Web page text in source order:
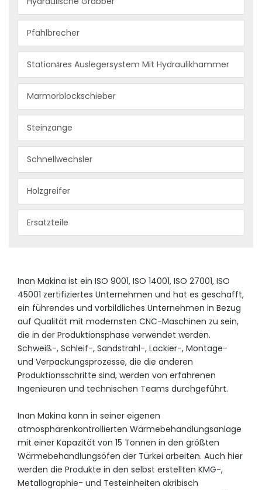
Pfahlbrecher
Stationӓres Auslegersystem Mit Hydraulikhammer
Marmorblockschieber
Steinzange
Schnellwechsler
Holzgreifer
Ersatzteile
Inan Makina ist ein ISO 9001, ISO 14001, ISO 27001, ISO
45001 zertifiziertes Unternehmen und hat es geschafft,
ein führendes und vorbildliches Unternehmen in Bezug
auf Qualität mit modernsten CNC-Maschinen zu sein,
die in der Produktionsphase verwendet werden.
Schweiß-, Schleif-, Sandstrahl-, Lackier-, Montage-
und Verpackungsprozesse, die die anderen
Produktionsschritte sind, werden von erfahrenen
Ingenieuren und technischen Teams durchgeführt.
Inan Makina kann in seiner eigenen
atmosphärenkontrollierten Wärmebehandlungsanlage
mit einer Kapazität von 15 Tonnen in den größten
Wärmebehandlungsöfen der Türkei arbeiten. Auch hier
werden die Produkte in den selbst erstellten KMG-,
Metallographie- und Testeinheiten akribisch